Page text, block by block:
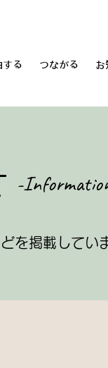
する つながる お
​-
を掲載してい